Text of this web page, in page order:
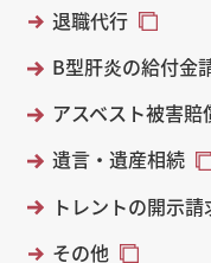
退職代行
B型肝炎の給付金
アスベスト被害賠
遺言・遺産相続
トレントの開示
その他